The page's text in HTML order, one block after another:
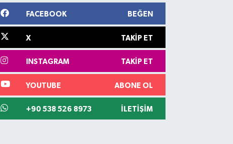
FACEBOOK BEĞEN
X TAKIP ET
INSTAGRAM TAKIP ET
YOUTUBE ABONE OL
+90 538 526 8973 İLETIŞIM